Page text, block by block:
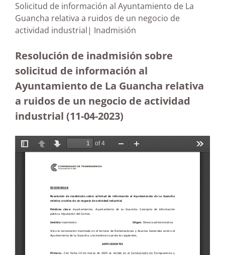
Solicitud de información al Ayuntamiento de La
Guancha relativa a ruidos de un negocio de
actividad industrial| Inadmisión
Resolución de inadmisión sobre
solicitud de información al
Ayuntamiento de La Guancha relativa
a ruidos de un negocio de actividad
industrial (11-04-2023)